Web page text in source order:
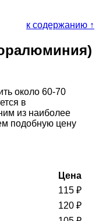
к содержанию ↑
около 60-70
в
из наиболее
подобную цену
Цена
115 ₽
120 ₽